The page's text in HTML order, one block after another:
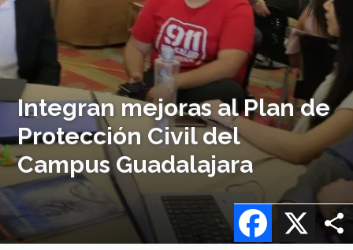
Integran mejoras al Plan de
Protección Civil del
Campus Guadalajara
X
Facebook